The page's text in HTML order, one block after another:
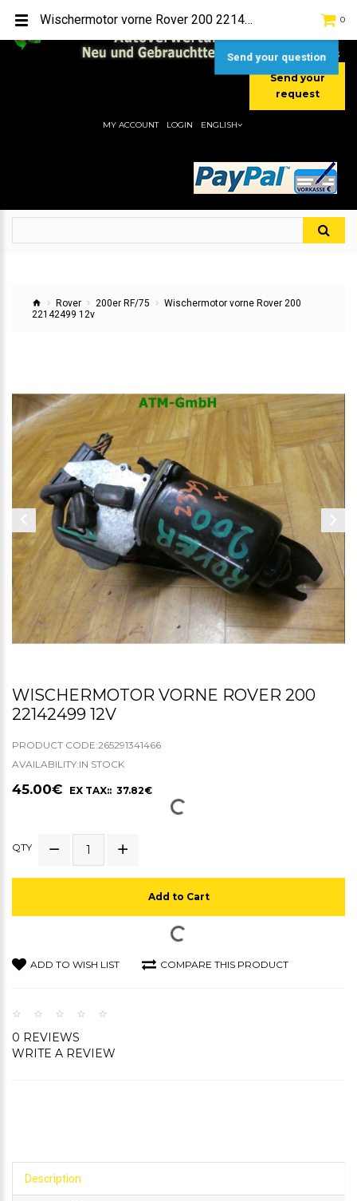
[+49] (0) 2232-5205
[+49] (0) 177 / 4080033
Send your
request
0
MY ACCOUNT LOGIN ENGLISH
Rover 200er RF/75
Wischermotor vorne Rover 200
22142499 12v
WISCHERMOTOR VORNE ROVER 200
22142499 12V
PRODUCT CODE:265291341466
AVAILABILITY:IN STOCK
45.00€ EX TAX:: 37.82€
QTY
Add to Cart
ADD TO WISH LIST COMPARE THIS PRODUCT
0 REVIEWS
WRITE A REVIEW
Description
Wischermotor vorne Rover 200 22142499 12v
Send your question